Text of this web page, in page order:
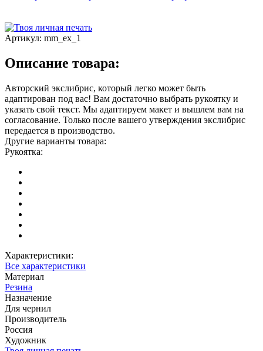
Артикул: mm_ex_1
Описание товара:
Авторский экслибрис, который легко может быть
адаптирован под вас! Вам достаточно выбрать рукоятку и
указать свой текст. Мы адаптируем макет и вышлем вам на
согласование. Только после вашего утверждения экслибрис
передается в производство.
Другие варианты товара:
Рукоятка:
Характеристики:
Все характеристики
Материал
Резина
Назначение
Для чернил
Производитель
Россия
Художник